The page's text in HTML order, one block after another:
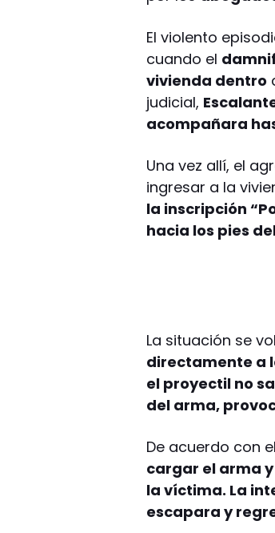
El violento
cuando el
vivienda dentro
judicial,
acompañara
Una vez allí, el
ingresar a la
la inscripción
hacia los pies
La situación se
directamente a
el proyectil no
del arma,
De acuerdo con
cargar el arma
la víctima. La
escapara y